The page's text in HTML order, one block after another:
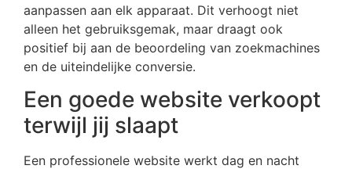
aanpassen aan elk apparaat. Dit verhoogt niet
alleen het gebruiksgemak, maar draagt ook
positief bij aan de beoordeling van zoekmachines
en de uiteindelijke conversie.
Een goede website verkoopt
terwijl jij slaapt
Een professionele website werkt dag en nacht